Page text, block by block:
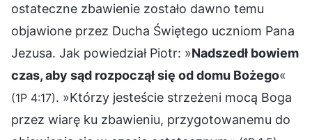
ostateczne zbawienie zostało dawno temu
objawione przez Ducha Świętego uczniom Pana
Jezusa. Jak powiedział Piotr: »Nadszedł bowiem
czas, aby sąd rozpoczął się od domu Bożego«
(1P 4:17). »Którzy jesteście strzeżeni mocą Boga
przez wiarę ku zbawieniu, przygotowanemu do